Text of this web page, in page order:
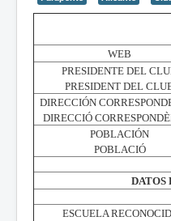
WEB
PRESIDENTE DEL
PRESIDENT DEL
DIRECCIÓN
DIRECCIÓ
POBLACIÓN
POBLACIÓ
DATOS
ESCUELA